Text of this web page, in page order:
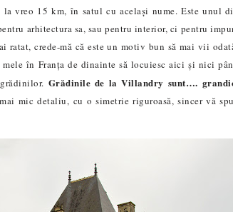
vreo 15 km, în satul cu același nume. Este unul
arhitectura sa, sau pentru interior, ci pentru
crede-mă că este un motiv bun să mai vii odat
în Franța de dinainte să locuiesc aici și nici
Grădinile de la Villandry sunt….
mic detaliu, cu o simetrie riguroasă, sincer vă